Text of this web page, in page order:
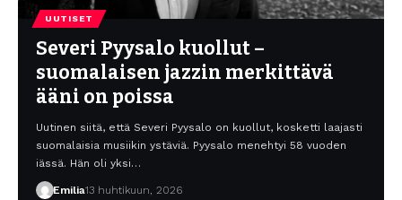
UUTISET
Severi Pyysalo kuollut –
suomalaisen jazzin merkittävä
ääni on poissa
Uutinen siitä, että Severi Pyysalo on kuollut, kosketti laajasti
suomalaisia musiikin ystäviä. Pyysalo menehtyi 58 vuoden
iässä. Hän oli yksi…
Emilia13 huhtikuun, 2026